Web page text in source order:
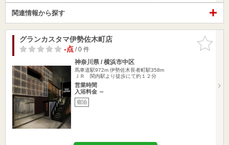
関連情報から探す
お気に入
りに追加
グランカスタマ伊勢佐木町店
-点/ 0 件
神奈川県 / 横浜市中区
馬車道駅972m 伊勢佐木長者町駅358m
ＪＲ 関内駅より徒歩にて約１２分
営業時間
入浴料金 ～
宿泊